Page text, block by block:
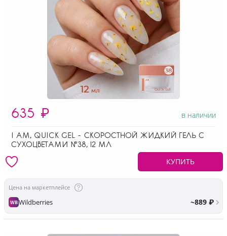
635 ₽ в наличии
I AM, QUICK GEL - СКОРОСТНОЙ ЖИДКИЙ ГЕЛЬ С
СУХОЦВЕТАМИ №38, 12 МЛ
КУПИТЬ
Цена на маркетплейсе
WBWildberries ~889 ₽